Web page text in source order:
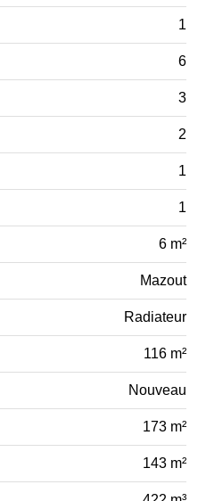
1
6
3
2
1
1
6 m²
Mazout
Radiateur
116 m²
Nouveau
173 m²
143 m²